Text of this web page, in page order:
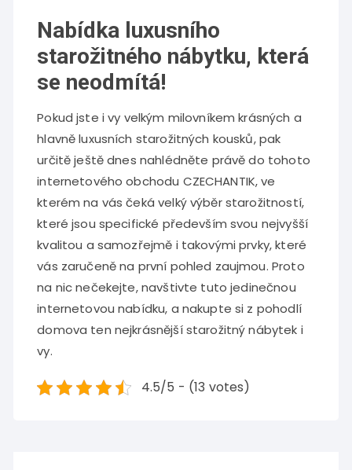
Nabídka luxusního
starožitného nábytku, která
se neodmítá!
Pokud jste i vy velkým milovníkem krásných a
hlavně luxusních starožitných kousků, pak
určitě ještě dnes nahlédněte právě do tohoto
internetového obchodu CZECHANTIK, ve
kterém na vás čeká velký výběr starožitností,
které jsou specifické především svou nejvyšší
kvalitou a samozřejmě i takovými prvky, které
vás zaručeně na první pohled zaujmou. Proto
na nic nečekejte, navštivte tuto jedinečnou
internetovou nabídku, a nakupte si z pohodlí
domova ten nejkrásnější starožitný nábytek i
vy.
4.5/5 - (13 votes)